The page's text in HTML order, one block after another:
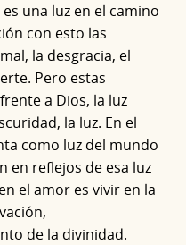
una luz en el camino
con esto las
la desgracia, el
Pero estas
a Dios, la luz
la luz. En el
como luz del mundo
en reflejos de esa luz
el amor es vivir en la
de la divinidad.